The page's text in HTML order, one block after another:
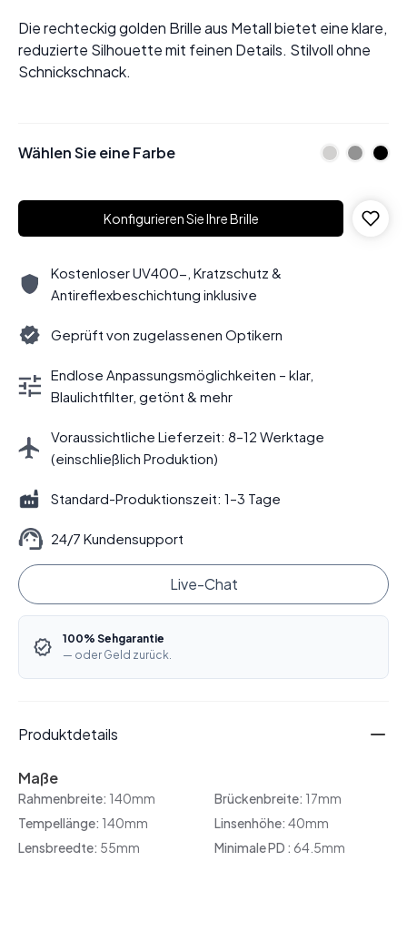
Die rechteckig golden Brille aus Metall bietet eine klare,
reduzierte Silhouette mit feinen Details. Stilvoll ohne
Schnickschnack.
Wählen Sie eine Farbe
Konfigurieren Sie Ihre Brille
Kostenloser UV400-, Kratzschutz &
Antireflexbeschichtung inklusive
Geprüft von zugelassenen Optikern
Endlose Anpassungsmöglichkeiten – klar,
Blaulichtfilter, getönt & mehr
Voraussichtliche Lieferzeit: 8–12 Werktage
(einschließlich Produktion)
Standard-Produktionszeit: 1–3 Tage
24/7 Kundensupport
Live-Chat
100% Sehgarantie
— oder Geld zurück.
Produktdetails
Maße
Rahmenbreite: 140mm Brückenbreite: 17mm
Tempellänge: 140mm Linsenhöhe: 40mm
Lensbreedte: 55mm Minimale PD : 64.5mm